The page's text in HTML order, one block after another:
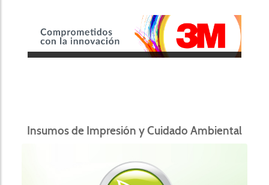
Insumos de Impresión y Cuidado Ambiental